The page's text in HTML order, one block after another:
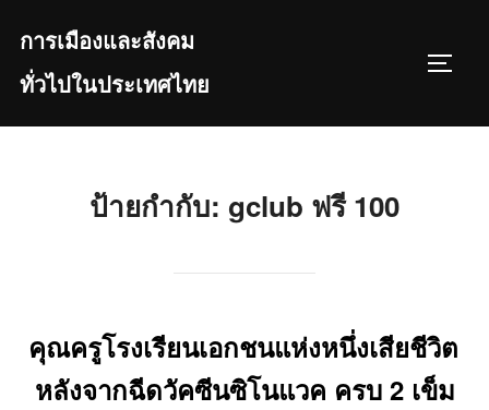
content
การเมืองและสังคม
ทั่วไปในประเทศไทย
ป้ายกำกับ: gclub ฟรี 100
คุณครูโรงเรียนเอกชนแห่งหนึ่งเสียชีวิต
หลังจากฉีดวัคซีนซิโนแวค ครบ 2 เข็ม